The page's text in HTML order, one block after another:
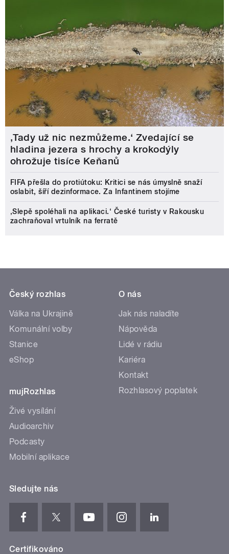
‚Tady už nic nezmůžeme.‘ Zvedající se
hladina jezera s hrochy a krokodýly
ohrožuje tisíce Keňanů
FIFA přešla do protiútoku: Kritici se nás úmyslně snaží
oslabit, šíří dezinformace. Za Infantinem stojíme
‚Slepě spoléhali na aplikaci.‘ České turisty v Rakousku
zachraňoval vrtulník na ferratě
Český rozhlas
Válka na Ukrajině
Komunální volby
Stanice
eShop
mujRozhlas
Živé vysílání
Audioarchiv
Podcasty
Mobilní aplikace
O nás
Jak nás naladíte
Nápověda
Lidé v rádiu
Kariéra
Kontakt
Rozhlasový poplatek
Sledujte nás
Certifikováno